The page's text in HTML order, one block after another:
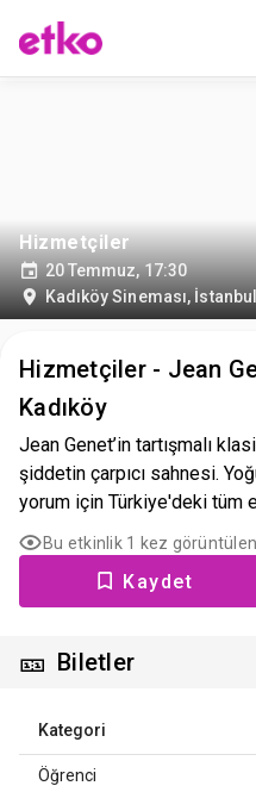
Hizmetçiler
20 Temmuz, 17:30
Kadıköy Sineması, İstanbul
Hizmetçiler - Jean
Kadıköy
Jean Genet’in tartışmalı
şiddetin çarpıcı sahnesi.
yorum için Türkiye'deki tüm
Bu etkinlik 1 kez
Kaydet
🎫 Biletler
Kategori
Öğrenci